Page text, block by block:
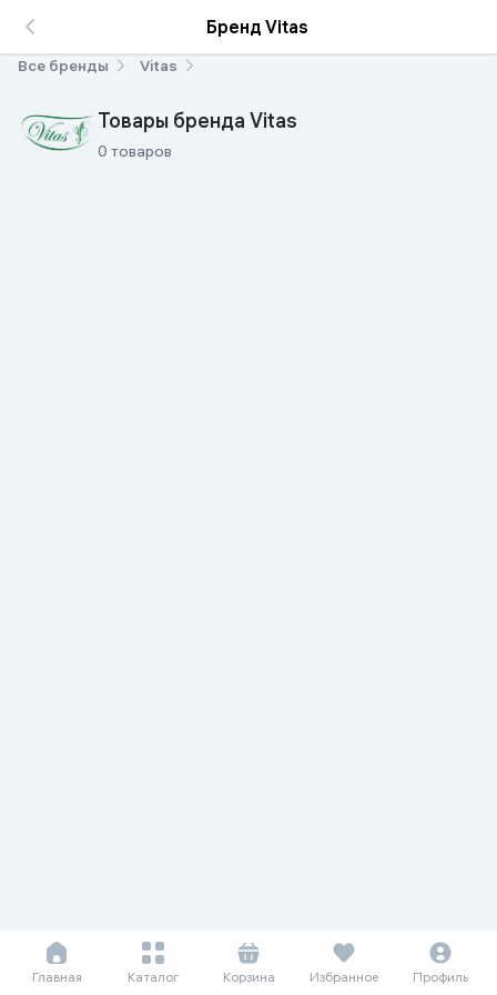
Бренд Vitas
Все бренды Vitas
Товары бренда Vitas
0 товаров
Главная Каталог Корзина Избранное Профиль